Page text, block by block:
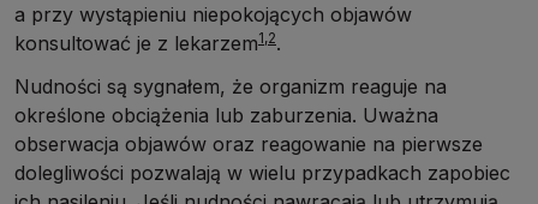
a przy wystąpieniu niepokojących objawów
konsultować je z lekarzem1,2.
Nudności są sygnałem, że organizm reaguje na
określone obciążenia lub zaburzenia. Uważna
obserwacja objawów oraz reagowanie na pierwsze
dolegliwości pozwalają w wielu przypadkach zapobiec